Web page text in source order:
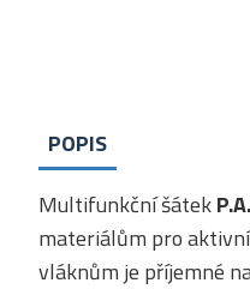
POPIS
Multifunkční šátek
materiálům pro
vláknům je příjemné